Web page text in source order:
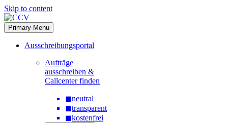
Skip to content
Primary Menu
Ausschreibungsportal
Aufträge
ausschreiben &
Callcenter finden
◼neutral
◼transparent
◼kostenfrei